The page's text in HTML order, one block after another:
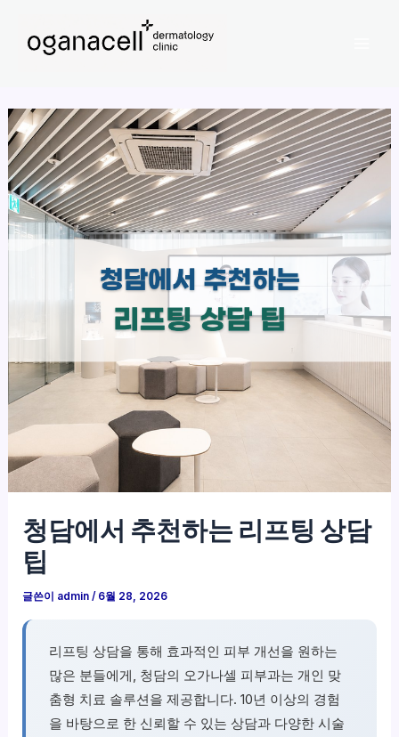
건
너
뛰
기
청담에서 추천하는 리프팅 상담
팁
글쓴이 admin/ 6월 28, 2026
리프팅 상담을 통해 효과적인 피부 개선을 원하는
많은 분들에게, 청담의 오가나셀 피부과는 개인 맞
춤형 치료 솔루션을 제공합니다. 10년 이상의 경험
을 바탕으로 한 신뢰할 수 있는 상담과 다양한 시술